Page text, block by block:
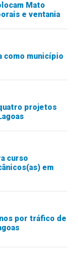
Mato
e ventania
como município
projetos
curso
em
por tráfico de